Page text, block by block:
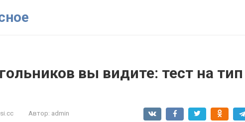
вы видите: тест на тип
Автор: admin